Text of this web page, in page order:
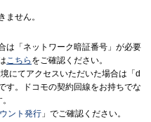
ません。
は「ネットワーク暗証番号」が必要
こちら をご確認ください。
にてアクセスいただいた場合は「d
す。ドコモの契約回線をお持ちでな
ント発行 」でご確認ください。